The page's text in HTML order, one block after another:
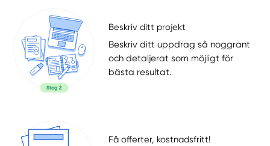
Beskriv ditt projekt
Beskriv ditt uppdrag så noggrant
och detaljerat som möjligt för
bästa resultat.
Få offerter, kostnadsfritt!